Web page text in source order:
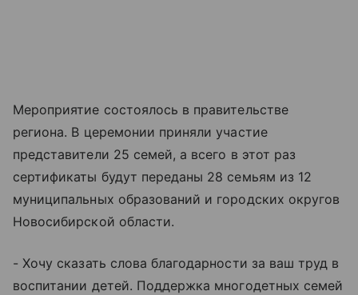
Мероприятие состоялось в правительстве
региона. В церемонии приняли участие
представители 25 семей, а всего в этот раз
сертификаты будут переданы 28 семьям из 12
муниципальных образований и городских округов
Новосибирской области.
- Хочу сказать слова благодарности за ваш труд в
воспитании детей. Поддержка многодетных семей